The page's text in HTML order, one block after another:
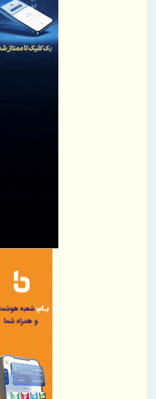
استراتژی اعطای امتیاز خاص جذب
استخدامی اخیر را تشریح نمود
گامی بلند به سوی آینده؛ تأسیس
آزاد تجاری-صنعتی دوغارون برای
نایب‌رئیس اتاق ایران راهی باکو شد
پرداخت خسارت ۵۰۰
بیمه پارسیان، همراه زائران اربعین
برگزاری چهارمین نشست هم اندیشی